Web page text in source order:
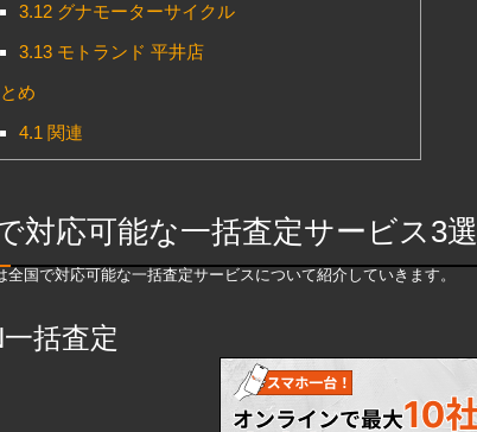
3.12グナモーターサイクル
3.13モトランド 平井店
め
4.1関連
対応可能な一括査定サービス3選
全国で対応可能な一括査定サービスについて紹介していきます。
括査定